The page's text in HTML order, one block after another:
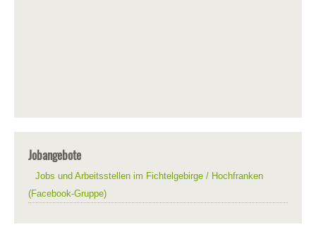
Jobangebote
Jobs und Arbeitsstellen im Fichtelgebirge / Hochfranken
(Facebook-Gruppe)